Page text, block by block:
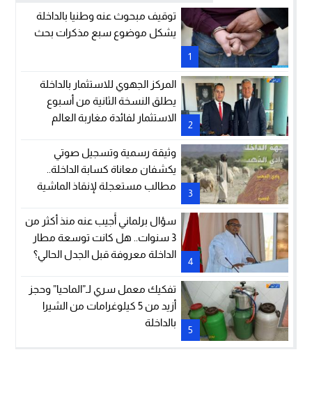
1
توقيف مبحوث عنه وطنيا بالداخلة
يشكل موضوع سبع مذكرات بحث
2
المركز الجهوي للاستثمار بالداخلة
يطلق النسخة الثانية من أسبوع
الاستثمار لفائدة مغاربة العالم
3
وثيقة رسمية وتسجيل صوتي
يكشفان معاناة كسابة الداخلة..
مطالب مستعجلة لإنقاذ الماشية
4
سؤال برلماني أُجيب عنه منذ أكثر من
3 سنوات.. هل كانت توسعة مطار
الداخلة معروفة قبل الجدل الحالي؟
5
تفكيك معمل سري لـ”الماحيا” وحجز
أزيد من 5 كيلوغرامات من الشيرا
بالداخلة